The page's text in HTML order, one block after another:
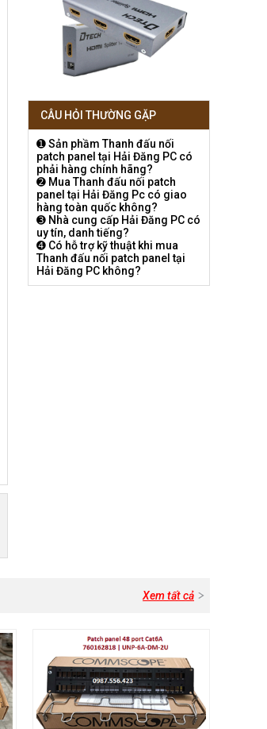
CÂU HỎI THƯỜNG GẶP
➊ Sản phầm Thanh đấu nối
patch panel tại Hải Đăng PC có
phải hàng chính hãng?
➋ Mua Thanh đấu nối patch
panel tại Hải Đăng Pc có giao
hàng toàn quốc không?
➌ Nhà cung cấp Hải Đăng PC có
uy tín, danh tiếng?
➍ Có hỗ trợ kỹ thuật khi mua
Thanh đấu nối patch panel tại
Hải Đăng PC không?
Xem tất cả